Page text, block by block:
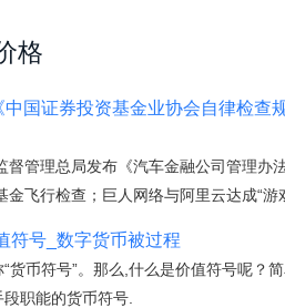
格
国证券投资基金业协会自律检查
督管理总局发布《汽车金融公司管理办
金飞行检查；巨人网络与阿里云达成“游
符号_数字货币被过程
货币符号”。那么,什么是价值符号呢？
职能的货币符号.